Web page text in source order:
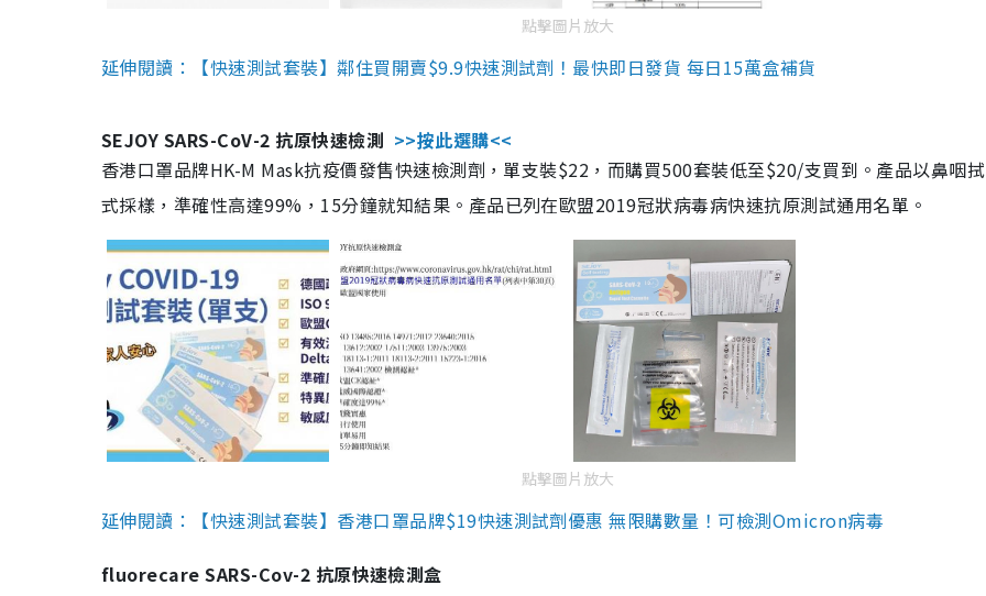
點擊圖片放大
延伸閱讀：【快速測試套裝】鄰住買開賣$9.9快速測試劑！最快即日發貨 每日15萬盒補貨
SEJOY SARS-CoV-2 抗原快速檢測 >>按此選購<<
香港口罩品牌HK-M Mask抗疫價發售快速檢測劑，單支裝$22，而購買500套裝低至$20/支買到。產品以鼻咽
式採樣，準確性高達99%，15分鐘就知結果。產品已列在歐盟2019冠狀病毒病快速抗原測試通用名單。
點擊圖片放大
延伸閱讀：【快速測試套裝】香港口罩品牌$19快速測試劑優惠 無限購數量！可檢測Omicron病毒
fluorecare SARS-Cov-2 抗原快速檢測盒